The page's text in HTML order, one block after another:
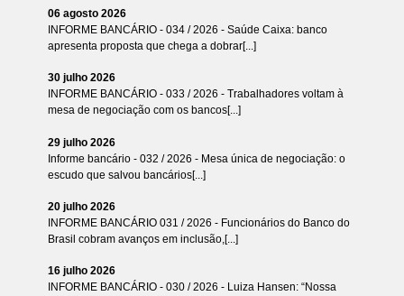
06 agosto 2026
INFORME BANCÁRIO - 034 / 2026 - Saúde Caixa: banco
apresenta proposta que chega a dobrar[...]
30 julho 2026
INFORME BANCÁRIO - 033 / 2026 - Trabalhadores voltam à
mesa de negociação com os bancos[...]
29 julho 2026
Informe bancário - 032 / 2026 - Mesa única de negociação: o
escudo que salvou bancários[...]
20 julho 2026
INFORME BANCÁRIO 031 / 2026 - Funcionários do Banco do
Brasil cobram avanços em inclusão,[...]
16 julho 2026
INFORME BANCÁRIO - 030 / 2026 - Luiza Hansen: “Nossa